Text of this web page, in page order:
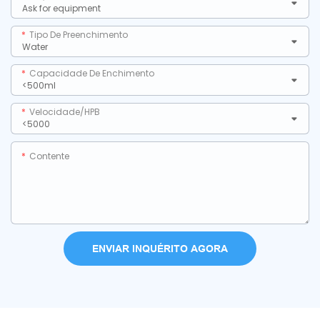
Tipo De Preenchimento
Capacidade De Enchimento
Velocidade/HPB
Contente
ENVIAR INQUÉRITO AGORA